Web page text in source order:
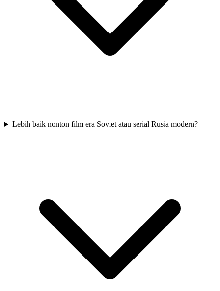
Lebih baik nonton film era Soviet atau serial Rusia modern?